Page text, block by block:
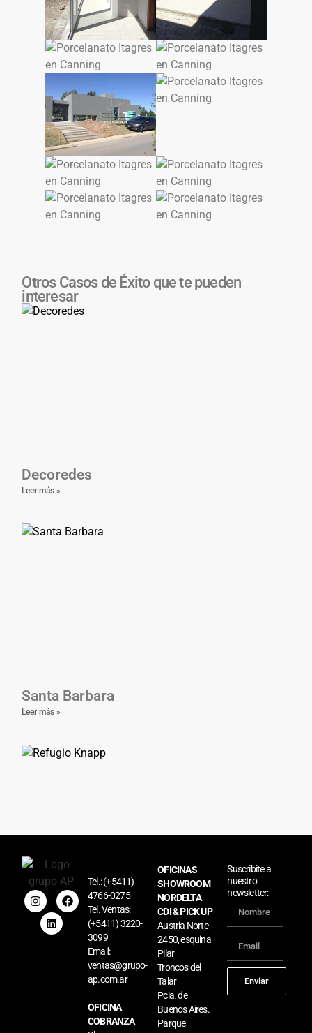
Otros Casos de Éxito que te pueden
interesar
Decoredes
Leer más »
Santa Barbara
Leer más »
Refugio Knapp
Leer más »
Tel.:(+5411)
4766-0275
Tel. Ventas:
(+5411) 3220-
3099
Email:
ventas@grupo-
ap.com.ar
OFICINA
COBRANZA
OFICINAS
SHOWROOM
NORDELTA
CDI & PICK UP
Austria Norte
2450, esquina
Pilar
Troncos del
Talar
Pcia. de
Buenos Aires.
Parque
Suscribite a
nuestro
newsletter:
Enviar